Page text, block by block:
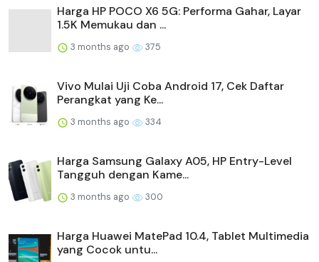
Harga HP POCO X6 5G: Performa Gahar, Layar
1.5K Memukau dan ...
3 months ago 375
Vivo Mulai Uji Coba Android 17, Cek Daftar
Perangkat yang Ke...
3 months ago 334
Harga Samsung Galaxy A05, HP Entry-Level
Tangguh dengan Kame...
3 months ago 300
Harga Huawei MatePad 10.4, Tablet Multimedia
yang Cocok untu...